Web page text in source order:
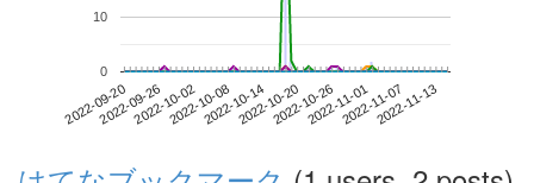
2022-09-202022-09-262022-10-022022-10-082022-10-142022-10-202022-10-262022-11-012022-11-072022-11-13
0
10